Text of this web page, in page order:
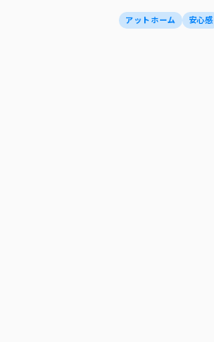
アットホーム 安心感